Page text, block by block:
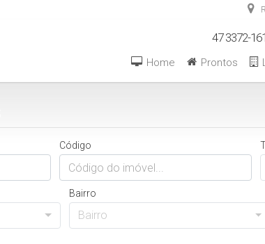
47 3372-
Prontos
Home
Código
Bairro
Bairro